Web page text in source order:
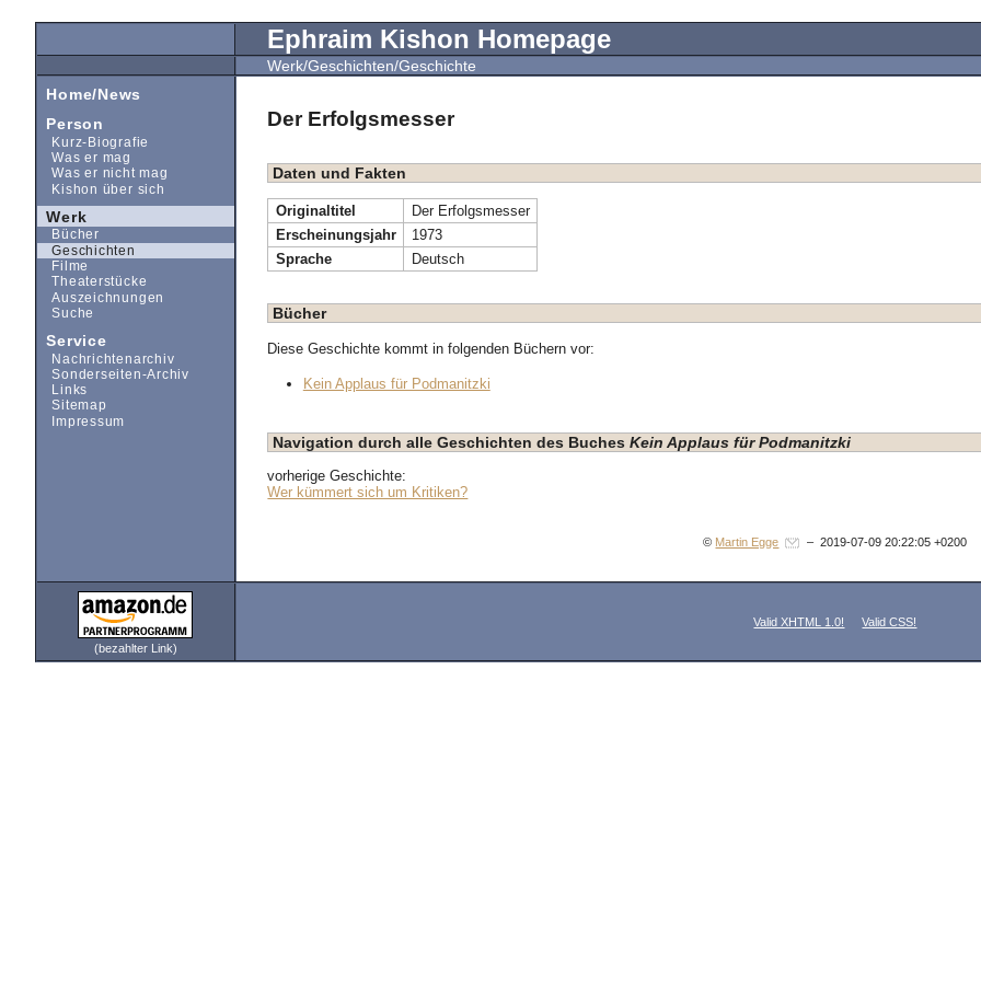
Ephraim Kishon Homepage
Werk/Geschichten/Geschichte
Der Erfolgsmesser
Daten und Fakten
Originaltitel
Der Erfolgsmesser
Erscheinungsjahr
1973
Sprache
Deutsch
Bücher
Diese Geschichte kommt in folgenden Büchern vor:
Kein Applaus für Podmanitzki
Navigation durch alle Geschichten des Buches Kein Applaus für Podmanitzki
vorherige Geschichte:
Wer kümmert sich um Kritiken?
© Martin Egge – 2019-07-09 20:22:05 +0200
(bezahlter Link)
Valid XHTML 1.0! Valid CSS!
Home/News
Person
Kurz-Biografie
Was er mag
Was er nicht mag
Kishon über sich
Werk
Bücher
Geschichten
Filme
Theaterstücke
Auszeichnungen
Suche
Service
Nachrichtenarchiv
Sonderseiten-Archiv
Links
Sitemap
Impressum